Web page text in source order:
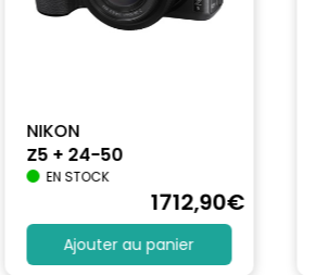
NIKON
Z5 + 24-50
EN STOCK
1712,90€
Ajouter au panier